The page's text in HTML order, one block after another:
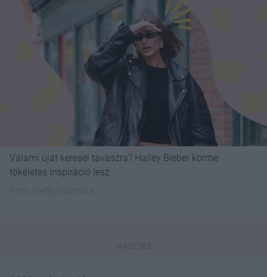
Valami újat keresel tavaszra? Hailey Bieber körme
tökéletes inspiráció lesz